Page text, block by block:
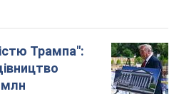
Трампа":
млн